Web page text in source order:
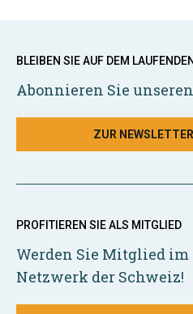
BLEIBEN SIE AUF DEM LAUFENDEN
Abonnieren Sie
ZUR
PROFITIEREN SIE ALS MITGLIED
Werden Sie Mitglied
Netzwerk der Schweiz!